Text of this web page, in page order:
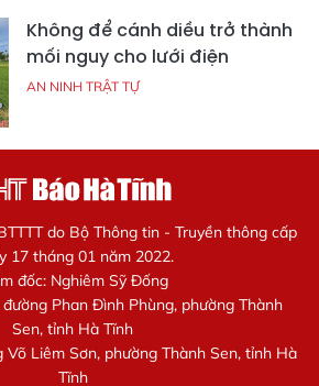
Không để cánh diều trở thành
mối nguy cho lưới điện
AN NINH TRẬT TỰ
do Bộ Thông tin - Truyền thông cấp
17 tháng 01 năm 2022.
đốc: Nghiêm Sỹ Đống
Phan Đình Phùng, phường Thành
Sen, tỉnh Hà Tĩnh
Võ Liêm Sơn, phường Thành Sen, tỉnh Hà
Tĩnh